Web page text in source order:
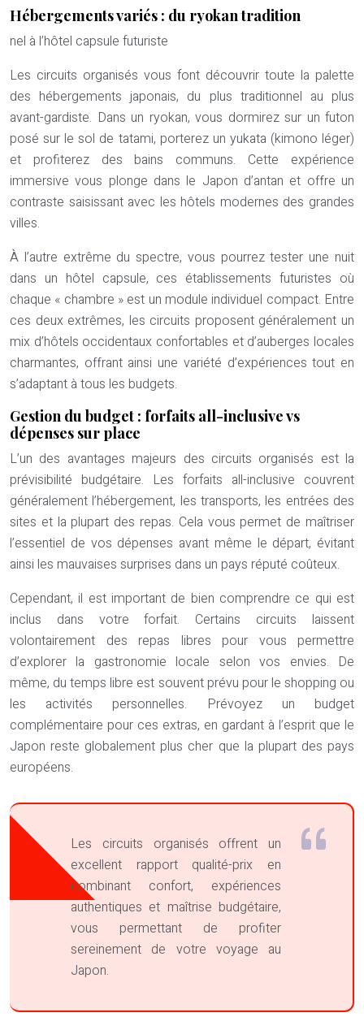
Hébergements variés : du ryokan tradition
nel à l’hôtel capsule futuriste
Les circuits organisés vous font découvrir toute la palette
des hébergements japonais, du plus traditionnel au plus
avant-gardiste. Dans un ryokan, vous dormirez sur un futon
posé sur le sol de tatami, porterez un yukata (kimono léger)
et profiterez des bains communs. Cette expérience
immersive vous plonge dans le Japon d’antan et offre un
contraste saisissant avec les hôtels modernes des grandes
villes.
À l’autre extrême du spectre, vous pourrez tester une nuit
dans un hôtel capsule, ces établissements futuristes où
chaque « chambre » est un module individuel compact. Entre
ces deux extrêmes, les circuits proposent généralement un
mix d’hôtels occidentaux confortables et d’auberges locales
charmantes, offrant ainsi une variété d’expériences tout en
s’adaptant à tous les budgets.
Gestion du budget : forfaits all-inclusive vs
dépenses sur place
L’un des avantages majeurs des circuits organisés est la
prévisibilité budgétaire. Les forfaits all-inclusive couvrent
généralement l’hébergement, les transports, les entrées des
sites et la plupart des repas. Cela vous permet de maîtriser
l’essentiel de vos dépenses avant même le départ, évitant
ainsi les mauvaises surprises dans un pays réputé coûteux.
Cependant, il est important de bien comprendre ce qui est
inclus dans votre forfait. Certains circuits laissent
volontairement des repas libres pour vous permettre
d’explorer la gastronomie locale selon vos envies. De
même, du temps libre est souvent prévu pour le shopping ou
les activités personnelles. Prévoyez un budget
complémentaire pour ces extras, en gardant à l’esprit que le
Japon reste globalement plus cher que la plupart des pays
européens.
Les circuits organisés offrent un
excellent rapport qualité-prix en
combinant confort, expériences
authentiques et maîtrise budgétaire,
vous permettant de profiter
sereinement de votre voyage au
Japon.